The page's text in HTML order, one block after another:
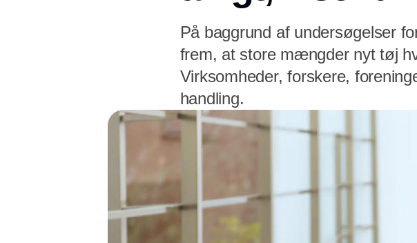
På baggrund af undersøgelser
frem, at store mængder nyt tøj
Virksomheder, forskere,
handling.